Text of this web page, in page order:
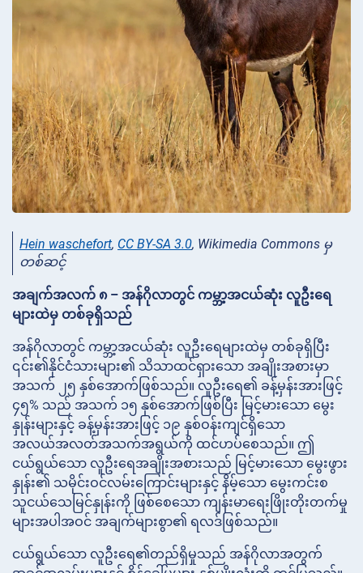
Hein waschefort, CC BY-SA 3.0, Wikimedia Commons မှ
တစ်ဆင့်
အချက်အလက် ၈ – အန်ဂိုလာတွင် ကမ္ဘာ့အငယ်ဆုံး လူဦးရေ
များထဲမှ တစ်ခုရှိသည်
အန်ဂိုလာတွင် ကမ္ဘာ့အငယ်ဆုံး လူဦးရေများထဲမှ တစ်ခုရှိပြီး
၎င်း၏နိုင်ငံသားများ၏ သိသာထင်ရှားသော အချိုးအစားမှာ
အသက် ၂၅ နှစ်အောက်ဖြစ်သည်။ လူဦးရေ၏ ခန့်မှန်းအားဖြင့်
၄၅% သည် အသက် ၁၅ နှစ်အောက်ဖြစ်ပြီး မြင့်မားသော မွေး
နှုန်းများနှင့် ခန့်မှန်းအားဖြင့် ၁၉ နှစ်ဝန်းကျင်ရှိသော
အလယ်အလတ်အသက်အရွယ်ကို ထင်ဟပ်စေသည်။ ဤ
ငယ်ရွယ်သော လူဦးရေအချိုးအစားသည် မြင့်မားသော မွေးဖွား
နှုန်း၏ သမိုင်းဝင်လမ်းကြောင်းများနှင့် နိမ့်သော မွေးကင်းစ
သူငယ်သေမြင်နှုန်းကို ဖြစ်စေသော ကျန်းမာရေးဖြိုးတိုးတက်မှု
များအပါအဝင် အချက်များစွာ၏ ရလဒ်ဖြစ်သည်။
ငယ်ရွယ်သော လူဦးရေ၏တည်ရှိမှုသည် အန်ဂိုလာအတွက်